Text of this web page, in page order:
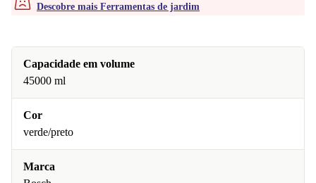
Descobre mais Ferramentas de jardim
Capacidade em volume
45000 ml
Cor
verde/preto
Marca